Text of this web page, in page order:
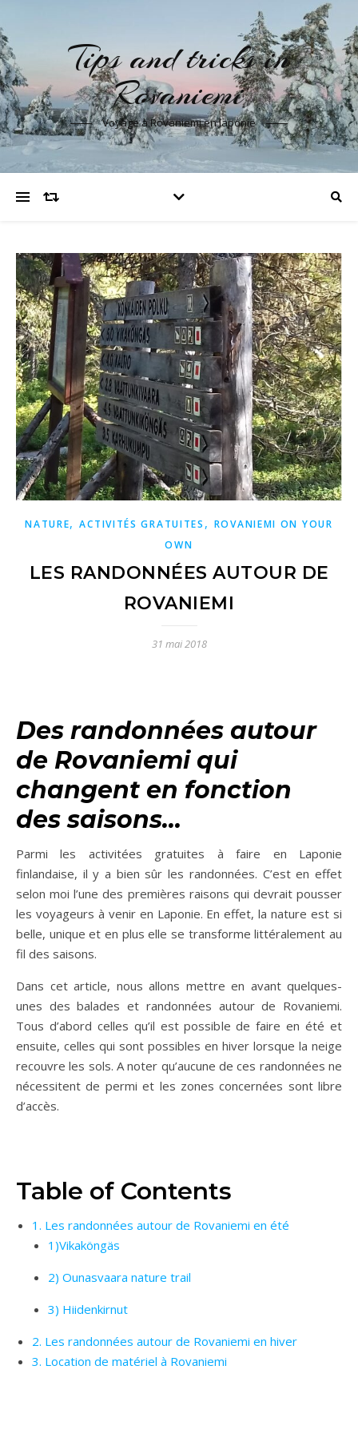
Tips and tricks in
Rovaniemi
Voyage à Rovaniemi en laponie
NATURE,ACTIVITÉS GRATUITES , ROVANIEMI ON YOUR
OWN
LES RANDONNÉES AUTOUR DE
ROVANIEMI
31 mai 2018
Des randonnées autour
de Rovaniemi qui
changent en fonction
des saisons…
Parmi les activitées gratuites à faire en Laponie
finlandaise, il y a bien sûr les randonnées. C’est en effet
selon moi l’une des premières raisons qui devrait pousser
les voyageurs à venir en Laponie. En effet, la nature est si
belle, unique et en plus elle se transforme littéralement au
fil des saisons.
Dans cet article, nous allons mettre en avant quelques-
unes des balades et randonnées autour de Rovaniemi.
Tous d’abord celles qu’il est possible de faire en été et
ensuite, celles qui sont possibles en hiver lorsque la neige
recouvre les sols. A noter qu’aucune de ces randonnées ne
nécessitent de permi et les zones concernées sont libre
d’accès.
Table of Contents
1. Les randonnées autour de Rovaniemi en été
1)Vikaköngäs
2) Ounasvaara nature trail
3) Hiidenkirnut
2. Les randonnées autour de Rovaniemi en hiver
3. Location de matériel à Rovaniemi